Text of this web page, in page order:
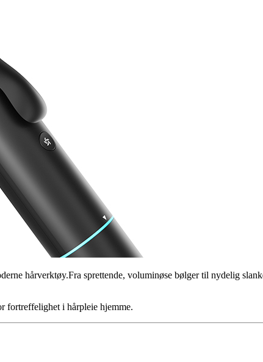
hårverktøy.Fra sprettende, voluminøse bølger til nydelig
fortreffelighet i hårpleie hjemme.